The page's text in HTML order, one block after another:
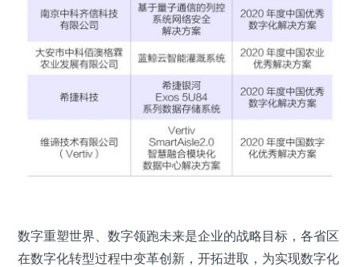
数字重塑世界、数字领跑未来是企业的战略目标，各省区
在数字化转型过程中变革创新，开拓进取，为实现数字化